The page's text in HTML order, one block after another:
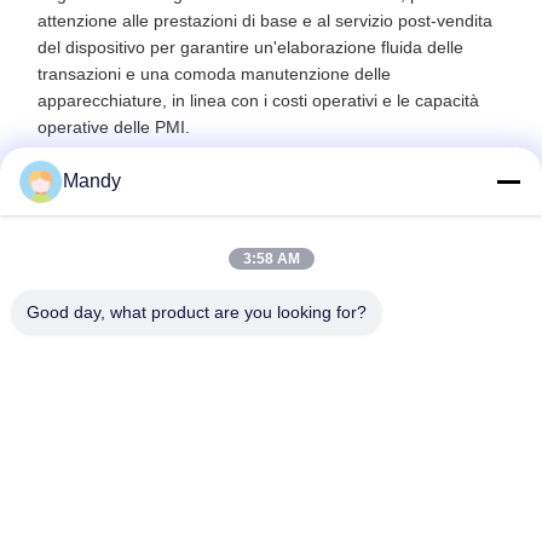
attenzione alle prestazioni di base e al servizio post-vendita
del dispositivo per garantire un'elaborazione fluida delle
transazioni e una comoda manutenzione delle
apparecchiature, in linea con i costi operativi e le capacità
operative delle PMI.
Mandy
3:58 AM
Good day, what product are you looking for?